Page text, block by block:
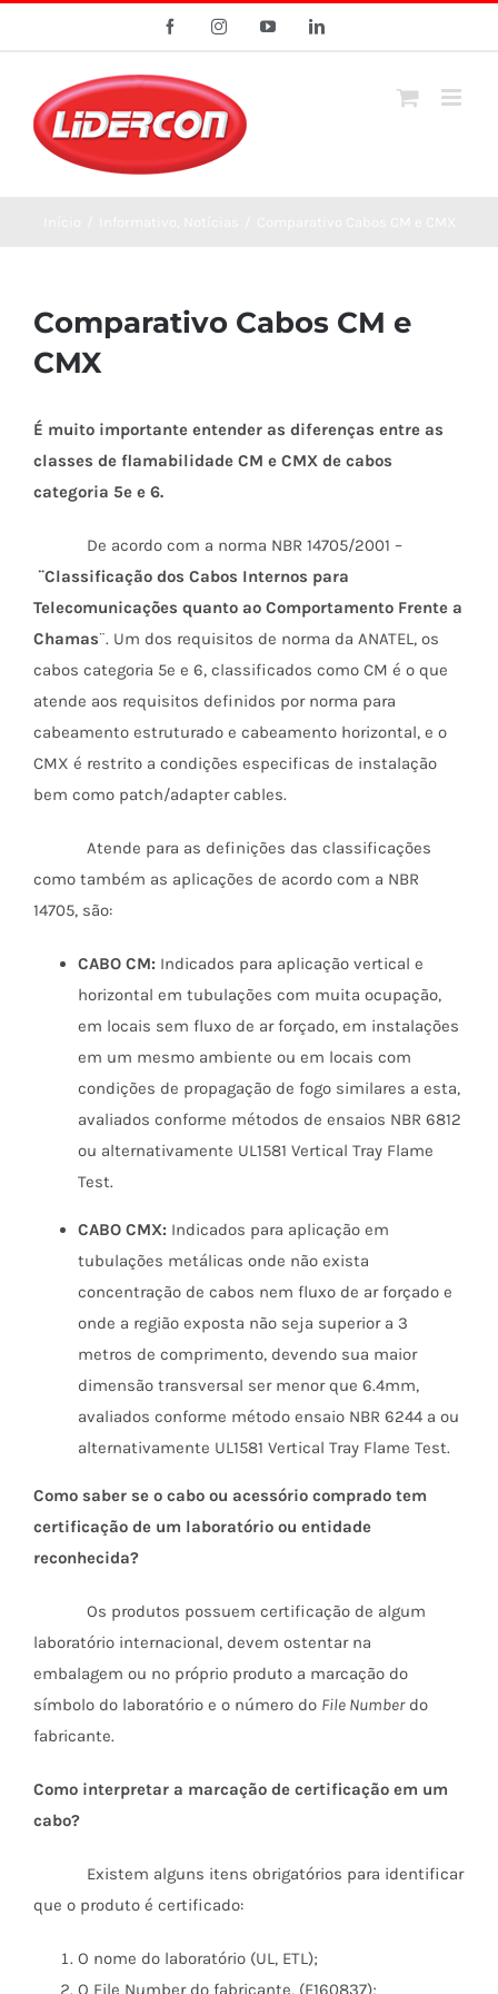
conteúdo
FacebookInstagramYouTubeLinkedIn
Comparativo Cabos CM e
CMX
É muito importante entender as diferenças entre as
classes de flamabilidade CM e CMX de cabos
categoria 5e e 6.
De acordo com a norma NBR 14705/2001 –
¨Classificação dos Cabos Internos para
Telecomunicações quanto ao Comportamento Frente a
Chamas¨. Um dos requisitos de norma da ANATEL, os
cabos categoria 5e e 6, classificados como CM é o que
atende aos requisitos definidos por norma para
cabeamento estruturado e cabeamento horizontal, e o
CMX é restrito a condições especificas de instalação
bem como patch/adapter cables.
Atende para as definições das classificações
como também as aplicações de acordo com a NBR
14705, são:
CABO CM: Indicados para aplicação vertical e
horizontal em tubulações com muita ocupação,
em locais sem fluxo de ar forçado, em instalações
em um mesmo ambiente ou em locais com
condições de propagação de fogo similares a esta,
avaliados conforme métodos de ensaios NBR 6812
ou alternativamente UL1581 Vertical Tray Flame
Test.
CABO CMX: Indicados para aplicação em
tubulações metálicas onde não exista
concentração de cabos nem fluxo de ar forçado e
onde a região exposta não seja superior a 3
metros de comprimento, devendo sua maior
dimensão transversal ser menor que 6.4mm,
avaliados conforme método ensaio NBR 6244 a ou
alternativamente UL1581 Vertical Tray Flame Test.
Como saber se o cabo ou acessório comprado tem
certificação de um laboratório ou entidade
reconhecida?
Os produtos possuem certificação de algum
laboratório internacional, devem ostentar na
embalagem ou no próprio produto a marcação do
símbolo do laboratório e o número do File Numberdo
fabricante.
Como interpretar a marcação de certificação em um
cabo?
Existem alguns itens obrigatórios para identificar
que o produto é certificado:
O nome do laboratório (UL, ETL);
O File Number do fabricante, (E160837);